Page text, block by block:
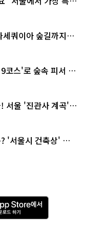
세쿼이아 숲길까지…
코스'로 숲속 피서 떠
서울 '진관사 계곡'이
'서울시 건축상' 수
A
p
p